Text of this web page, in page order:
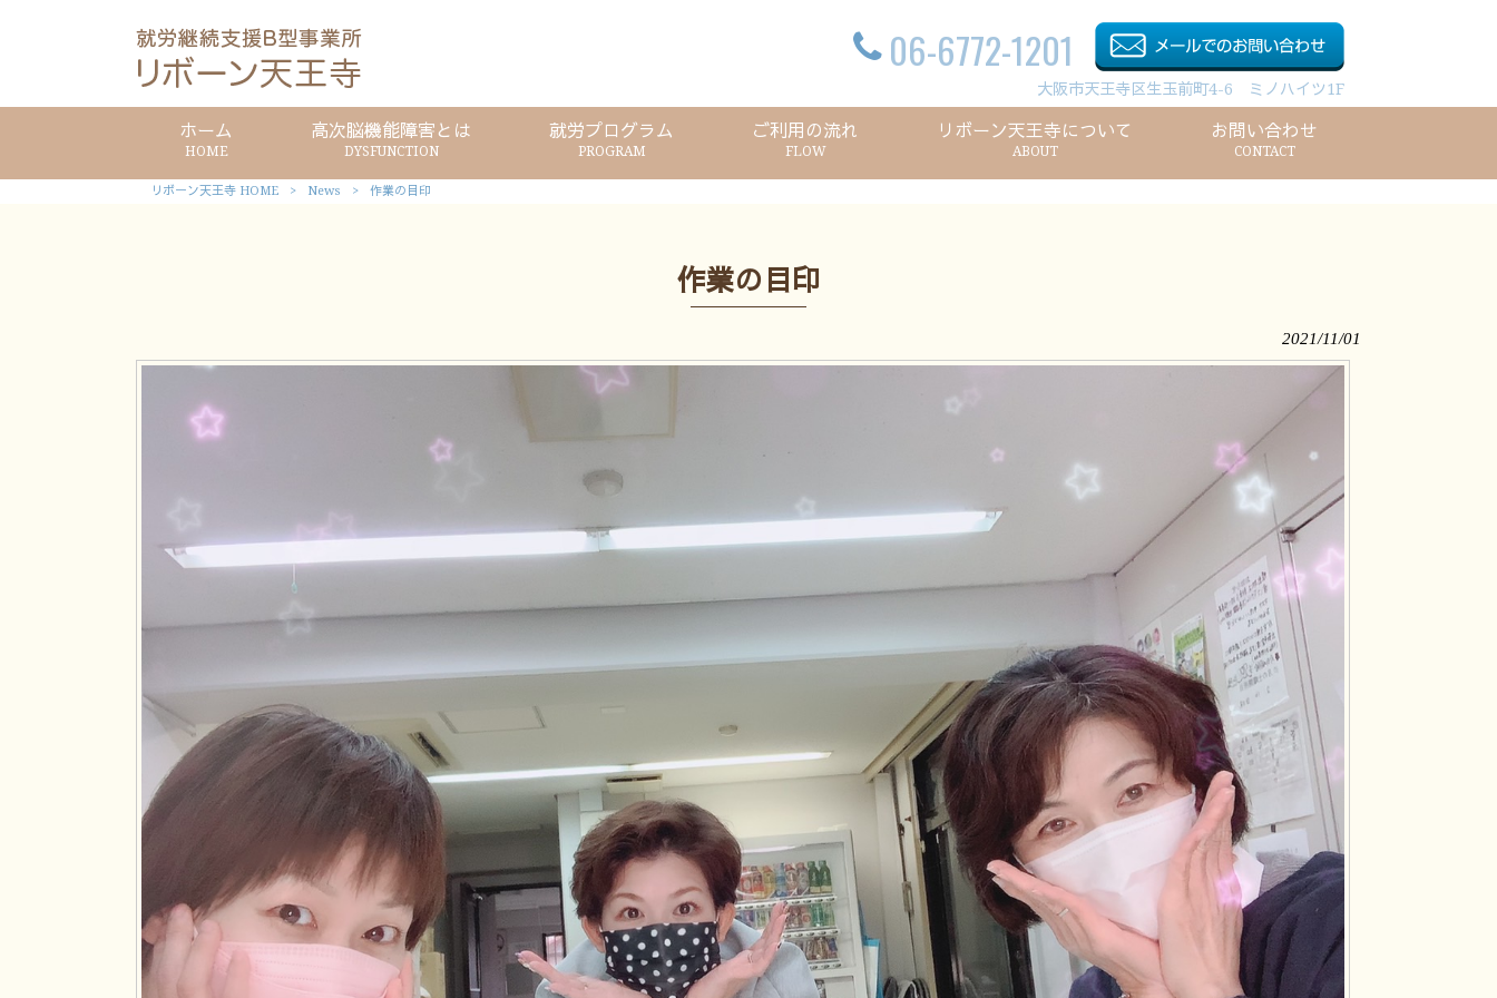
06-6772-1201
大阪市天王寺区生玉前町4-6 ミノハイツ1F
ホーム
HOME
高次脳機能障害とは
DYSFUNCTION
就労プログラム
PROGRAM
ご利用の流れ
FLOW
リボーン天王寺について
ABOUT
お問い合わせ
CONTACT
リボーン天王寺 HOME > News > 作業の目印
作業の目印
2021/11/01